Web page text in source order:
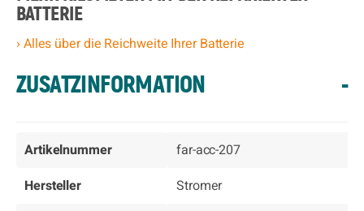
BATTERIE
› Alles über die Reichweite Ihrer Batterie
ZUSATZINFORMATION -
Artikelnummer
far-acc-207
Hersteller
Stromer